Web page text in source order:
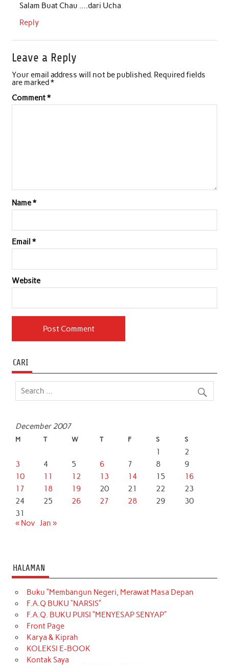
Salam Buat Chau ….dari Ucha
Reply
Leave a Reply
Your email address will not be published. Required fields
are marked*
Comment*
Name*
Email *
Website
CARI
December 2007
M T W T F S S
1
2
3
4 5 6 7 8
9
10
11 12 13 14 15
16
17
18 19 20 21 22
23
24
25 26 27 28 29
30
31
« Nov
Jan »
HALAMAN
Buku “Membangun Negeri, Merawat Masa Depan
F.A.Q BUKU “NARSIS”
F.A.Q. BUKU PUISI “MENYESAP SENYAP”
Front Page
Karya & Kiprah
KOLEKSI E-BOOK
Kontak Saya